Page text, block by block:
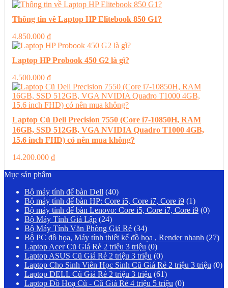
Thông tin về Laptop HP Elitebook 850 G1?
4.850.000 ₫
Laptop HP Probook 450 G2 là gì?
4.500.000 ₫
Laptop Cũ Dell Precision 7550 (Core i7-10850H, RAM
16GB, SSD 512GB, VGA NVIDIA Quadro T1000 4GB,
15.6 inch FHD) có nên mua không?
14.200.000 ₫
Mục sản phẩm
Bộ máy tính để bàn Dell (40)
Bộ máy tính để bàn HP: Core i5, Core i7, Core i9 (1)
Bộ máy tính để bàn Lenovo: Core i5, Core i7, Core i9 (0)
Bộ Máy Tính Giả Lập (24)
Bộ Máy Tính Văn Phòng Giá Rẻ (34)
Bộ PC đồ họa, Máy tính thiết kế đồ họa , Render nhanh (27)
Laptop Acer Cũ Giá Rẻ 2 triệu 3 triệu (0)
Laptop ASUS Cũ Giá Rẻ 2 triệu 3 triệu (0)
Laptop Cho Sinh Viên Học Sinh Cũ Giá Rẻ 2 triệu 3 triệu (0)
Laptop DELL Cũ Giá Rẻ 2 triệu 3 triệu (61)
Laptop Đồ Hoạ Cũ - Cũ Giá Rẻ 4 triệu 5 triệu (0)